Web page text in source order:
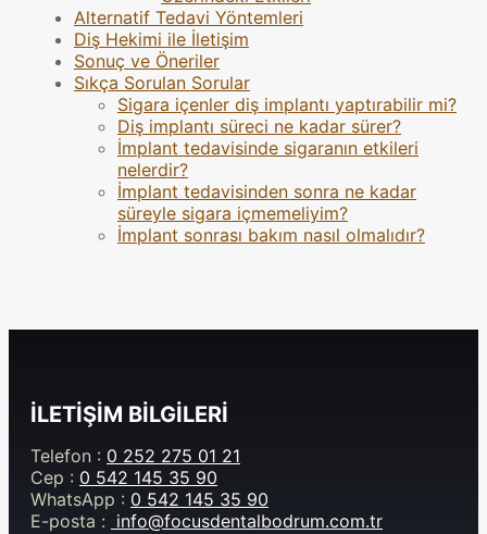
Alternatif Tedavi Yöntemleri
Diş Hekimi ile İletişim
Sonuç ve Öneriler
Sıkça Sorulan Sorular
Sigara içenler diş implantı yaptırabilir mi?
Diş implantı süreci ne kadar sürer?
İmplant tedavisinde sigaranın etkileri
nelerdir?
İmplant tedavisinden sonra ne kadar
süreyle sigara içmemeliyim?
İmplant sonrası bakım nasıl olmalıdır?
İLETİŞİM BİLGİLERİ
Telefon : 0 252 275 01 21
Cep : 0 542 145 35 90
WhatsApp : 0 542 145 35 90
E-posta : info@focusdentalbodrum.com.tr